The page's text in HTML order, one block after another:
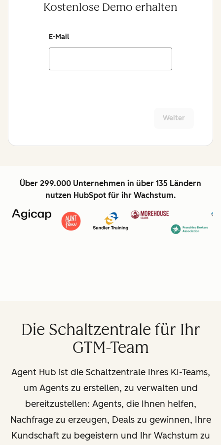
Kostenlose Demo erhalten
E-Mail
Weiter
Über 299.000 Unternehmen in über 135 Ländern
nutzen HubSpot für ihr Wachstum.
Die Schaltzentrale für Ihr
GTM-Team
Agent Hub ist die Schaltzentrale Ihres KI-Teams,
um Agents zu erstellen, zu verwalten und
bereitzustellen: Agents, die Ihnen helfen,
Nachfrage zu erzeugen, Deals zu gewinnen, Ihre
Kundschaft zu begeistern und Ihr Wachstum zu